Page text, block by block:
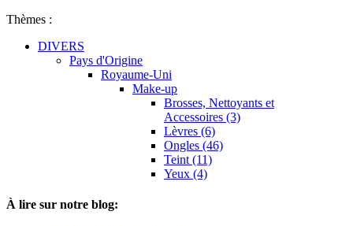
Thèmes :
DIVERS
Pays d'Origine
Royaume-Uni
Make-up
Brosses, Nettoyants et
Accessoires (3)
Lèvres (6)
Ongles (46)
Teint (11)
Yeux (4)
À lire sur notre blog: